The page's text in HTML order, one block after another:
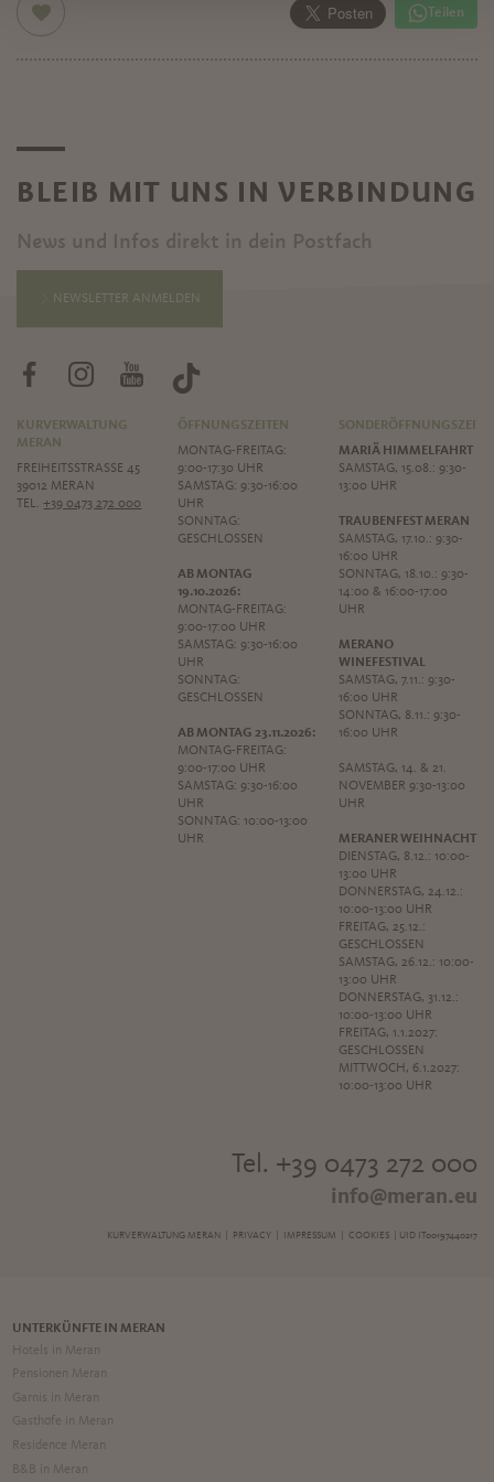
Teilen
BLEIB MIT UNS IN VERBINDUNG
News und Infos direkt in dein Postfach
NEWSLETTER ANMELDEN
KURVERWALTUNG
MERAN
FREIHEITSSTRASSE 45
39012 MERAN
TEL.+39 0473 272 000
ÖFFNUNGSZEITEN
MONTAG-FREITAG:
9:00-17:30 UHR
SAMSTAG: 9:30-16:00
UHR
SONNTAG:
GESCHLOSSEN
AB MONTAG
19.10.2026:
MONTAG-FREITAG:
9:00-17:00 UHR
SAMSTAG: 9:30-16:00
UHR
SONNTAG:
GESCHLOSSEN
AB MONTAG 23.11.2026:
MONTAG-FREITAG:
9:00-17:00 UHR
SAMSTAG: 9:30-16:00
UHR
SONNTAG: 10:00-13:00
UHR
MARIÄ HIMMELFAHRT
SAMSTAG, 15.08.: 9:30-
13:00 UHR
TRAUBENFEST MERAN
SAMSTAG, 17.10.: 9:30-
16:00 UHR
SONNTAG, 18.10.: 9:30-
14:00 & 16:00-17:00
UHR
MERANO
WINEFESTIVAL
SAMSTAG, 7.11.: 9:30-
16:00 UHR
SONNTAG, 8.11.: 9:30-
16:00 UHR
SAMSTAG, 14. & 21.
NOVEMBER 9:30-13:00
UHR
MERANER WEIHNACHT
DIENSTAG, 8.12.: 10:00-
13:00 UHR
DONNERSTAG, 24.12.:
10:00-13:00 UHR
FREITAG, 25.12.:
GESCHLOSSEN
SAMSTAG, 26.12.: 10:00-
13:00 UHR
DONNERSTAG, 31.12.:
10:00-13:00 UHR
FREITAG, 1.1.2027:
GESCHLOSSEN
MITTWOCH, 6.1.2027:
10:00-13:00 UHR
Tel. +39 0473 272 000
info@meran.eu
KURVERWALTUNG MERAN | PRIVACY| IMPRESSUM COOKIES | UID IT00197440217
UNTERKÜNFTE IN MERAN
Hotels in Meran
Pensionen Meran
Garnis in Meran
Gasthöfe in Meran
Residence Meran
B&B in Meran